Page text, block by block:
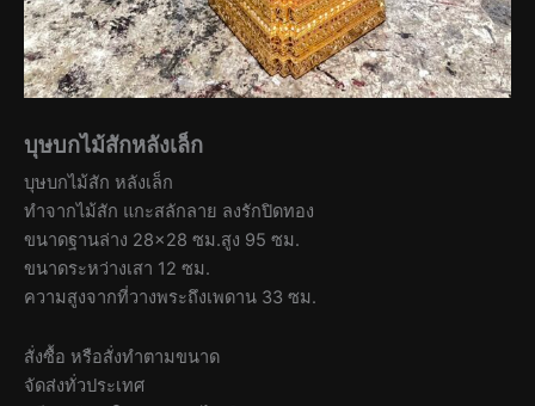
บุษบกไม้สักหลังเล็ก
บุษบกไม้สัก หลังเล็ก
ทำจากไม้สัก แกะสลักลาย ลงรักปิดทอง
ขนาดฐานล่าง 28×28 ซม.สูง 95 ซม.
ขนาดระหว่างเสา 12 ซม.
ความสูงจากที่วางพระถึงเพดาน 33 ซม.
สั่งซื้อ หรือสั่งทำตามขนาด
จัดส่งทั่วประเทศ